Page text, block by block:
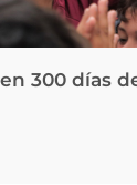
300 días